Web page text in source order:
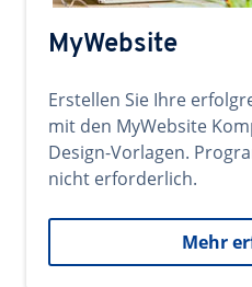
MyWebsite
Erstellen Sie Ihre
mit den MyWebsite
Design-Vorlagen.
nicht erforderlich.
Mehr